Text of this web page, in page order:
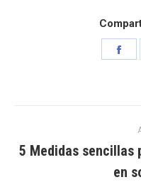
entre
5 Medidas sencillas
en